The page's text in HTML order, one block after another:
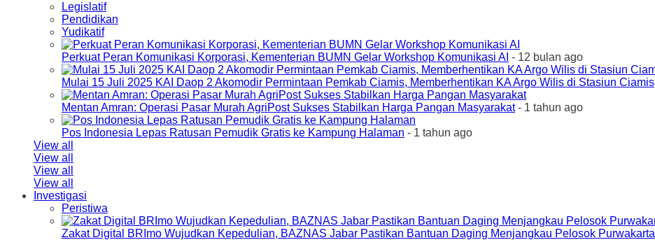
Legislatif
Pendidikan
Yudikatif
Perkuat Peran Komunikasi Korporasi, Kementerian BUMN Gelar Workshop Komunikasi AI - 12 bulan ago
Mulai 15 Juli 2025 KAI Daop 2 Akomodir Permintaan Pemkab Ciamis, Memberhentikan KA Argo Wilis di Stasiun Ciamis
Mentan Amran: Operasi Pasar Murah AgriPost Sukses Stabilkan Harga Pangan Masyarakat- 1 tahun ago
Pos Indonesia Lepas Ratusan Pemudik Gratis ke Kampung Halaman - 1 tahun ago
View all
View all
View all
View all
Investigasi
Peristiwa
Zakat Digital BRImo Wujudkan Kepedulian, BAZNAS Jabar Pastikan Bantuan Daging Menjangkau Pelosok Purwakarta